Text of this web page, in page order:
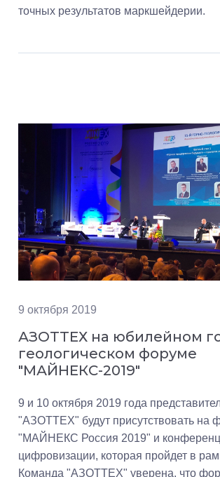
точных результатов маркшейдерии.
9 октября 2019
АЗОТТЕХ на юбилейном
геологическом форуме
"МАЙНЕКС-2019"
9 и 10 октября 2019 года
"АЗОТТЕХ" будут присутствовать на
"МАЙНЕКС Россия 2019" и
цифровизации, которая пройдет в
Команда "АЗОТТЕХ" уверена, что